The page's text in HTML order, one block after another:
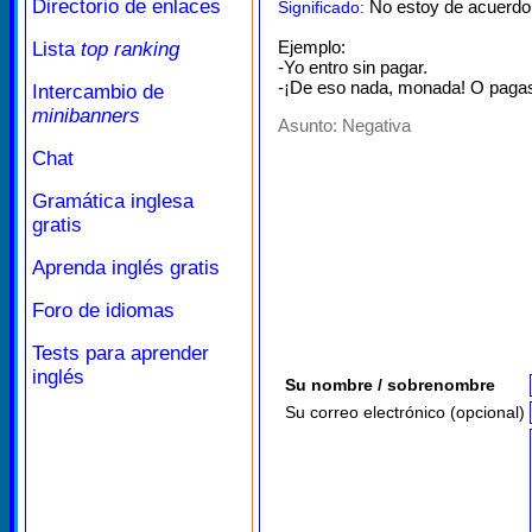
Directorio de enlaces
Lista top ranking
Intercambio de
minibanners
Chat
Gramática inglesa
gratis
Aprenda inglés gratis
Foro de idiomas
Tests para aprender
inglés
Significado: No estoy de
Ejemplo:
-Yo entro sin pagar.
-¡De eso nada, monada! O
Asunto: Negativa
Su nombre / sobrenombre
Su correo electrónico (opcional)